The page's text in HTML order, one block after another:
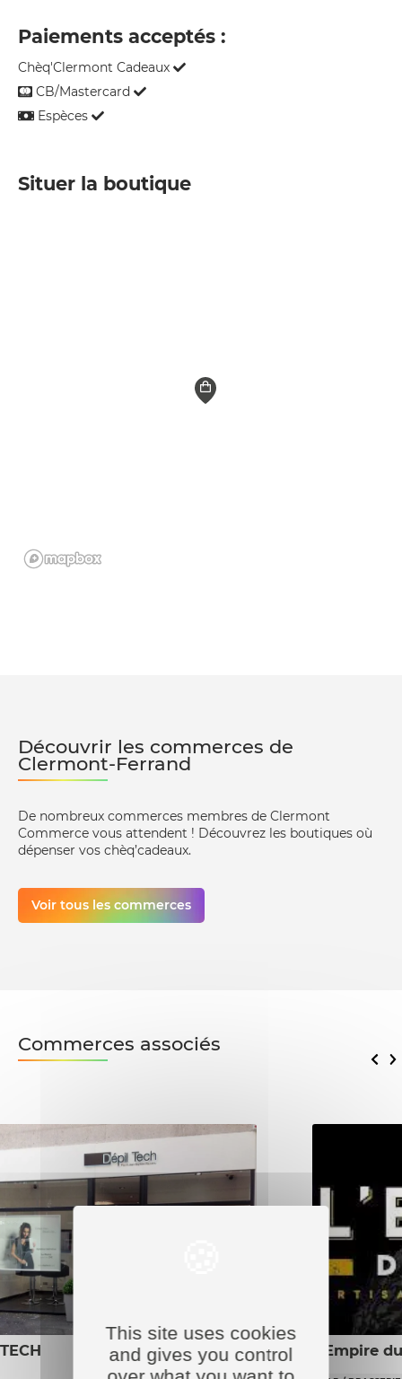
Paiements acceptés :
Chèq'Clermont Cadeaux
CB/Mastercard
Espèces
Situer la boutique
Découvrir les commerces de
Clermont-Ferrand
De nombreux commerces membres de Clermont
Commerce vous attendent ! Découvrez les boutiques où
dépenser vos chèq’cadeaux.
Voir tous les commerces
Commerces associés
L’Empire
This site uses cookies
and gives you control